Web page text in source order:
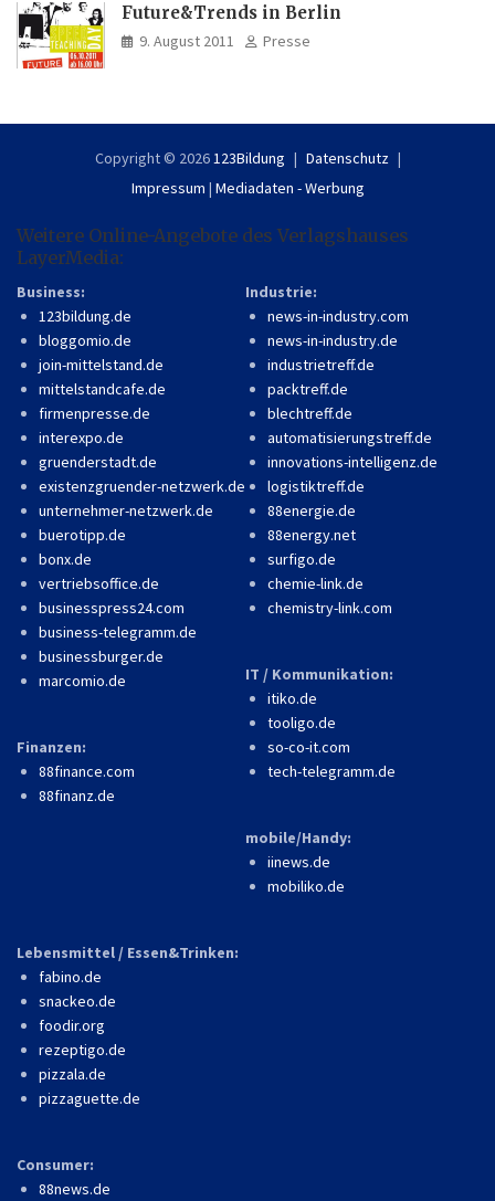
Future&Trends in Berlin
9. August 2011 Presse
Copyright © 2026123Bildung
Datenschutz
Impressum | Mediadaten - Werbung
Weitere Online-Angebote des Verlagshauses
LayerMedia:
Business:
123bildung.de
bloggomio.de
join-mittelstand.de
mittelstandcafe.de
firmenpresse.de
interexpo.de
gruenderstadt.de
existenzgruender-netzwerk.de
unternehmer-netzwerk.de
buerotipp.de
bonx.de
vertriebsoffice.de
businesspress24.com
business-telegramm.de
businessburger.de
marcomio.de
Finanzen:
88finance.com
88finanz.de
Industrie:
news-in-industry.com
news-in-industry.de
industrietreff.de
packtreff.de
blechtreff.de
automatisierungstreff.de
innovations-intelligenz.de
logistiktreff.de
88energie.de
88energy.net
surfigo.de
chemie-link.de
chemistry-link.com
IT / Kommunikation:
itiko.de
tooligo.de
so-co-it.com
tech-telegramm.de
mobile/Handy:
iinews.de
mobiliko.de
Lebensmittel / Essen&Trinken:
fabino.de
snackeo.de
foodir.org
rezeptigo.de
pizzala.de
pizzaguette.de
Consumer:
88news.de